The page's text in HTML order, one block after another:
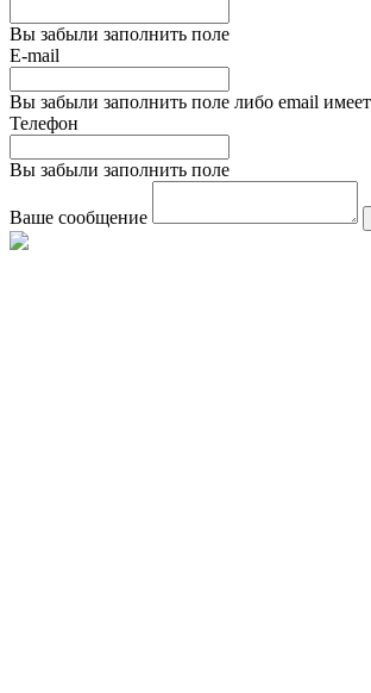
Вы забыли заполнить поле
E-mail
Вы забыли заполнить поле либо email
Телефон
Вы забыли заполнить поле
Ваше сообщение